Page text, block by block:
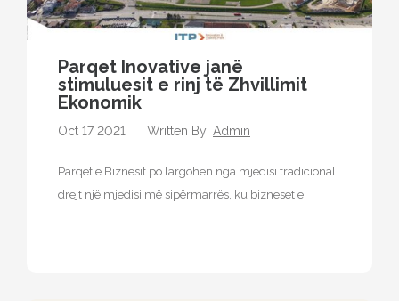
Parqet Inovative janë
stimuluesit e rinj të Zhvillimit
Ekonomik
Oct 17 2021 Written By: Admin
Parqet e Biznesit po largohen nga mjedisi tradicional
drejt një mjedisi më sipërmarrës, ku bizneset e